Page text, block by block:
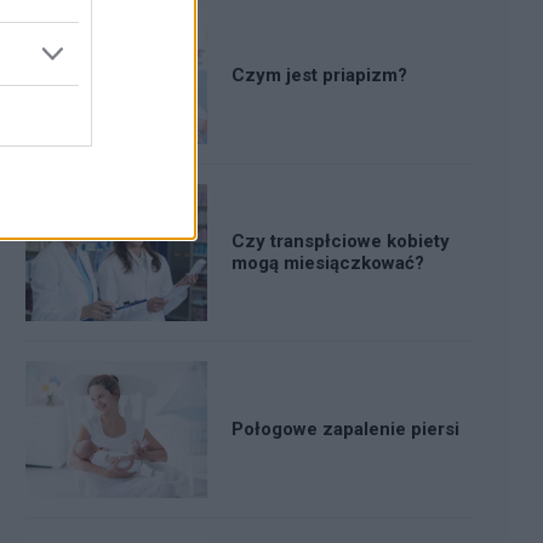
Czym jest priapizm?
Czy transpłciowe kobiety
mogą miesiączkować?
Połogowe zapalenie piersi